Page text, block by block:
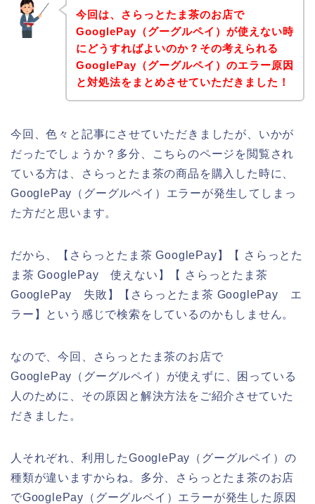
今回は、さらっとたま茶のお店で
GooglePay（グーグルペイ）が使えない時
にどうすればよいのか？その考えられる
GooglePay（グーグルペイ）のエラー原因
と対処法をまとめさせていただきました！
今回、色々と記事にさせていただきましたが、いかが
だったでしょうか？多分、こちらのページを閲覧され
ている方は、さらっとたま茶の商品を購入した時に、
GooglePay（グーグルペイ）エラーが発生してしまっ
た方だと思います。
だから、【さらっとたま茶 GooglePay】【 さらっとた
ま茶 GooglePay 使えない】【 さらっとたま茶
GooglePay 失敗】【さらっとたま茶 GooglePay エ
ラー】という感じで検索をしているのかもしません。
なので、今回、さらっとたま茶のお店で
GooglePay（グーグルペイ）が使えずに、困っている
人のために、その原因と解決方法をご紹介させていた
だきました。
人それぞれ、利用したGooglePay（グーグルペイ）の
種類が違いますからね。多分、さらっとたま茶のお店
でGooglePay（グーグルペイ）エラーが発生した原因